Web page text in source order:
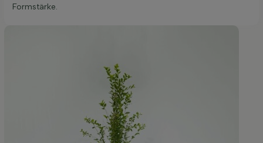
Formstärke.